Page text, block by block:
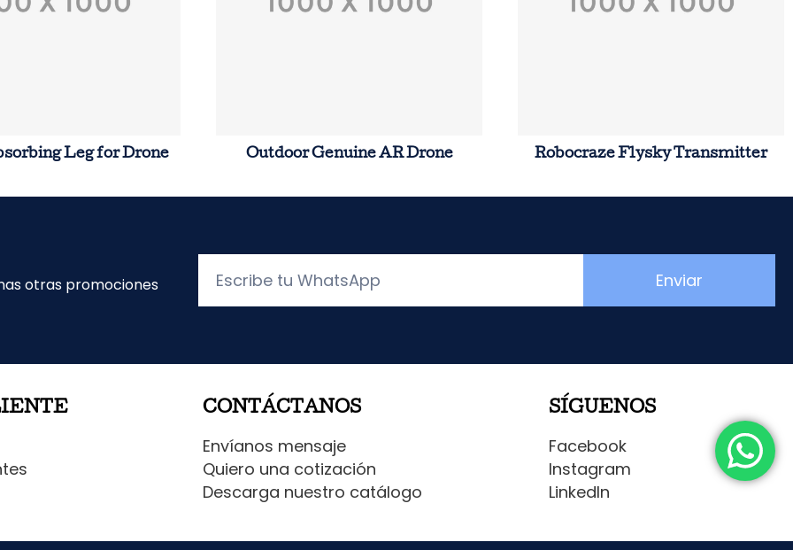
Leg for Drone Outdoor Genuine AR Drone Robocraze Flysky Transmitter
otras promociones
Enviar
CONTÁCTANOS
Envíanos mensaje
Quiero una cotización
Descarga nuestro catálogo
SÍGUENOS
Facebook
Instagram
LinkedIn